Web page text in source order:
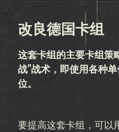
改良德国卡组
这套卡组的主要卡组策
战"战术，即使用各种
位。
要提高这套卡组，可以